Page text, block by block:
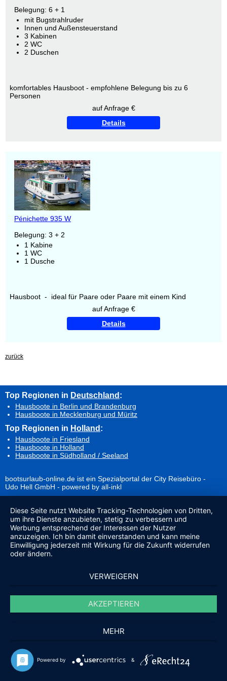
Belegung: 6 + 1
mit Bugstrahlruder
Innen und Außensteuerstand
3 Kabinen
2 WC
2 Duschen
komfortables Hausboot - empfohlene Belegung bis zu 6
Personen
auf Anfrage €
Details
Pénichette 935 W
Belegung: 3 + 2
1 Kabine
1 WC
1 Dusche
Hausboot - ideal für Paare oder Paare mit einem Kind
auf Anfrage €
Details
zurück
Top Regionen in Deutschland:
Hausboote in Berlin und Brandenburg
Hausboote in Mecklenburg und Müritz
Top Regionen in Holland:
Hausboote in Friesland
Hausboote in Holland
Hausboote in Südholland / Seeland
bootsurlaub-online.de ist ein Spezialportal der City Reisebüro -
Udo Hell GmbH - powered by all-inkl
Diese Seite nutzt Website Tracking-Technologien von Dritten,
um ihre Dienste anzubieten, stetig zu verbessern und
Werbung entsprechend der Interessen der Nutzer
anzuzeigen. Ich bin damit einverstanden und kann meine
Einwilligung jederzeit mit Wirkung für die Zukunft widerrufen
oder ändern.
VERWEIGERN
AKZEPTIEREN
MEHR
Powered by &